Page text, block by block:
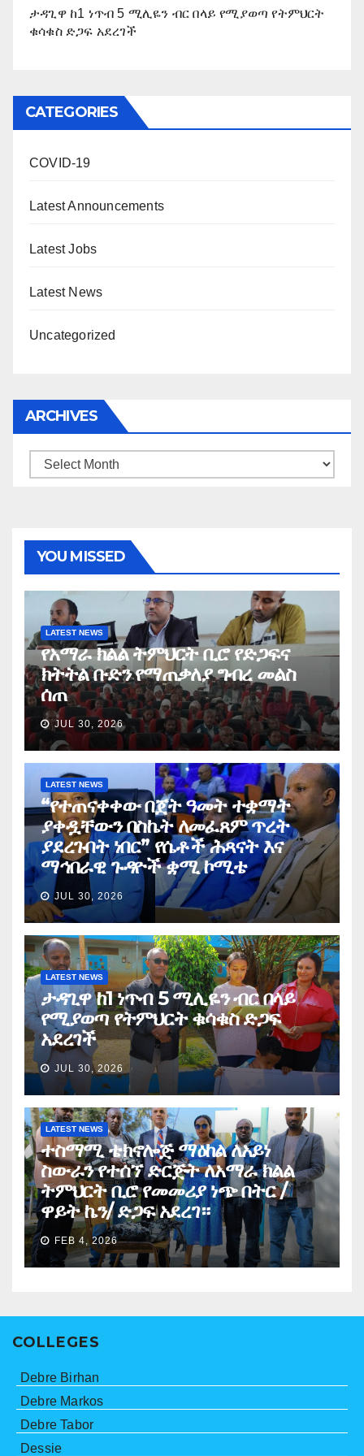
ታዳጊዋ ከ1 ነጥብ 5 ሚሊዬን ብር በላይ የሚያወጣ የትምህርት
ቁሳቁስ ድጋፍ አደረገች
CATEGORIES
COVID-19
Latest Announcements
Latest Jobs
Latest News
Uncategorized
ARCHIVES
Archives
YOU MISSED
LATEST NEWS
የአማራ ክልል ትምህርት ቢሮ የድጋፍና
ክትትል ቡድን የማጠቃለያ ግብረ መልስ
ሰጠ
JUL 30, 2026
LATEST NEWS
“የተጠናቀቀው በጀት ዓመት ተቋማት
ያቀዷቸውን በስኬት ለመፈጸም ጥረት
ያደረጉበት ነበር” የሴቶች ሕጻናት እና
ማኅበራዊ ጉዳዮች ቋሚ ኮሚቴ
JUL 30, 2026
LATEST NEWS
ታዳጊዋ ከ1 ነጥብ 5 ሚሊዬን ብር በላይ
የሚያወጣ የትምህርት ቁሳቁስ ድጋፍ
አደረገች
JUL 30, 2026
LATEST NEWS
ተስማሚ ቴክኖሎጅ ማዕከል ለአይነ
ስውራን የተሰኘ ድርጅት ለአማራ ክልል
ትምህርት ቢሮ የመመሪያ ነጭ በትር /
ዋይት ኬን/ ድጋፍ አደረገ።
FEB 4, 2026
COLLEGES
Debre Birhan
Debre Markos
Debre Tabor
Dessie